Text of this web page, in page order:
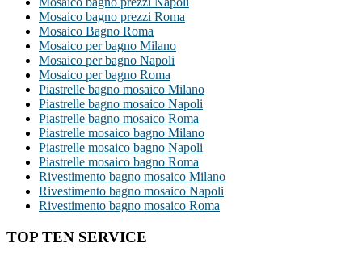
Mosaico bagno prezzi Roma
Mosaico Bagno Roma
Mosaico per bagno Milano
Mosaico per bagno Napoli
Mosaico per bagno Roma
Piastrelle bagno mosaico Milano
Piastrelle bagno mosaico Napoli
Piastrelle bagno mosaico Roma
Piastrelle mosaico bagno Milano
Piastrelle mosaico bagno Napoli
Piastrelle mosaico bagno Roma
Rivestimento bagno mosaico Milano
Rivestimento bagno mosaico Napoli
Rivestimento bagno mosaico Roma
TOP TEN SERVICE